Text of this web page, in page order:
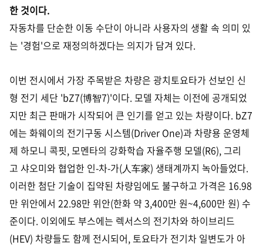
한 것이다.
자동차를 단순한 이동 수단이 아니라 사용자의 생활 속 의미 있
는 '경험'으로 재정의하겠다는 의지가 담겨 있다.
이번 전시에서 가장 주목받은 차량은 광치토요타가 선보인 신
형 전기 세단 'bZ7(博智7)'이다. 모델 자체는 이전에 공개되었
지만 최근 판매가 시작되어 큰 인기를 얻고 있는 차량이다. bZ7
에는 화웨이의 전기구동 시스템(Driver One)과 차량용 운영체
제 하모니 콕핏, 모멘타의 강화학습 자율주행 모델(R6), 그리
고 샤오미와 협업한 인-차-가(人车家) 생태계까지 녹아들었다.
이러한 첨단 기술이 집약된 차량임에도 불구하고 가격은 16.98
만 위안에서 22.98만 위안(한화 약 3,400만 원~4,600만 원) 수
준이다. 이외에도 부스에는 렉서스의 전기차와 하이브리드
(HEV) 차량들도 함께 전시되어, 토요타가 전기차 일변도가 아